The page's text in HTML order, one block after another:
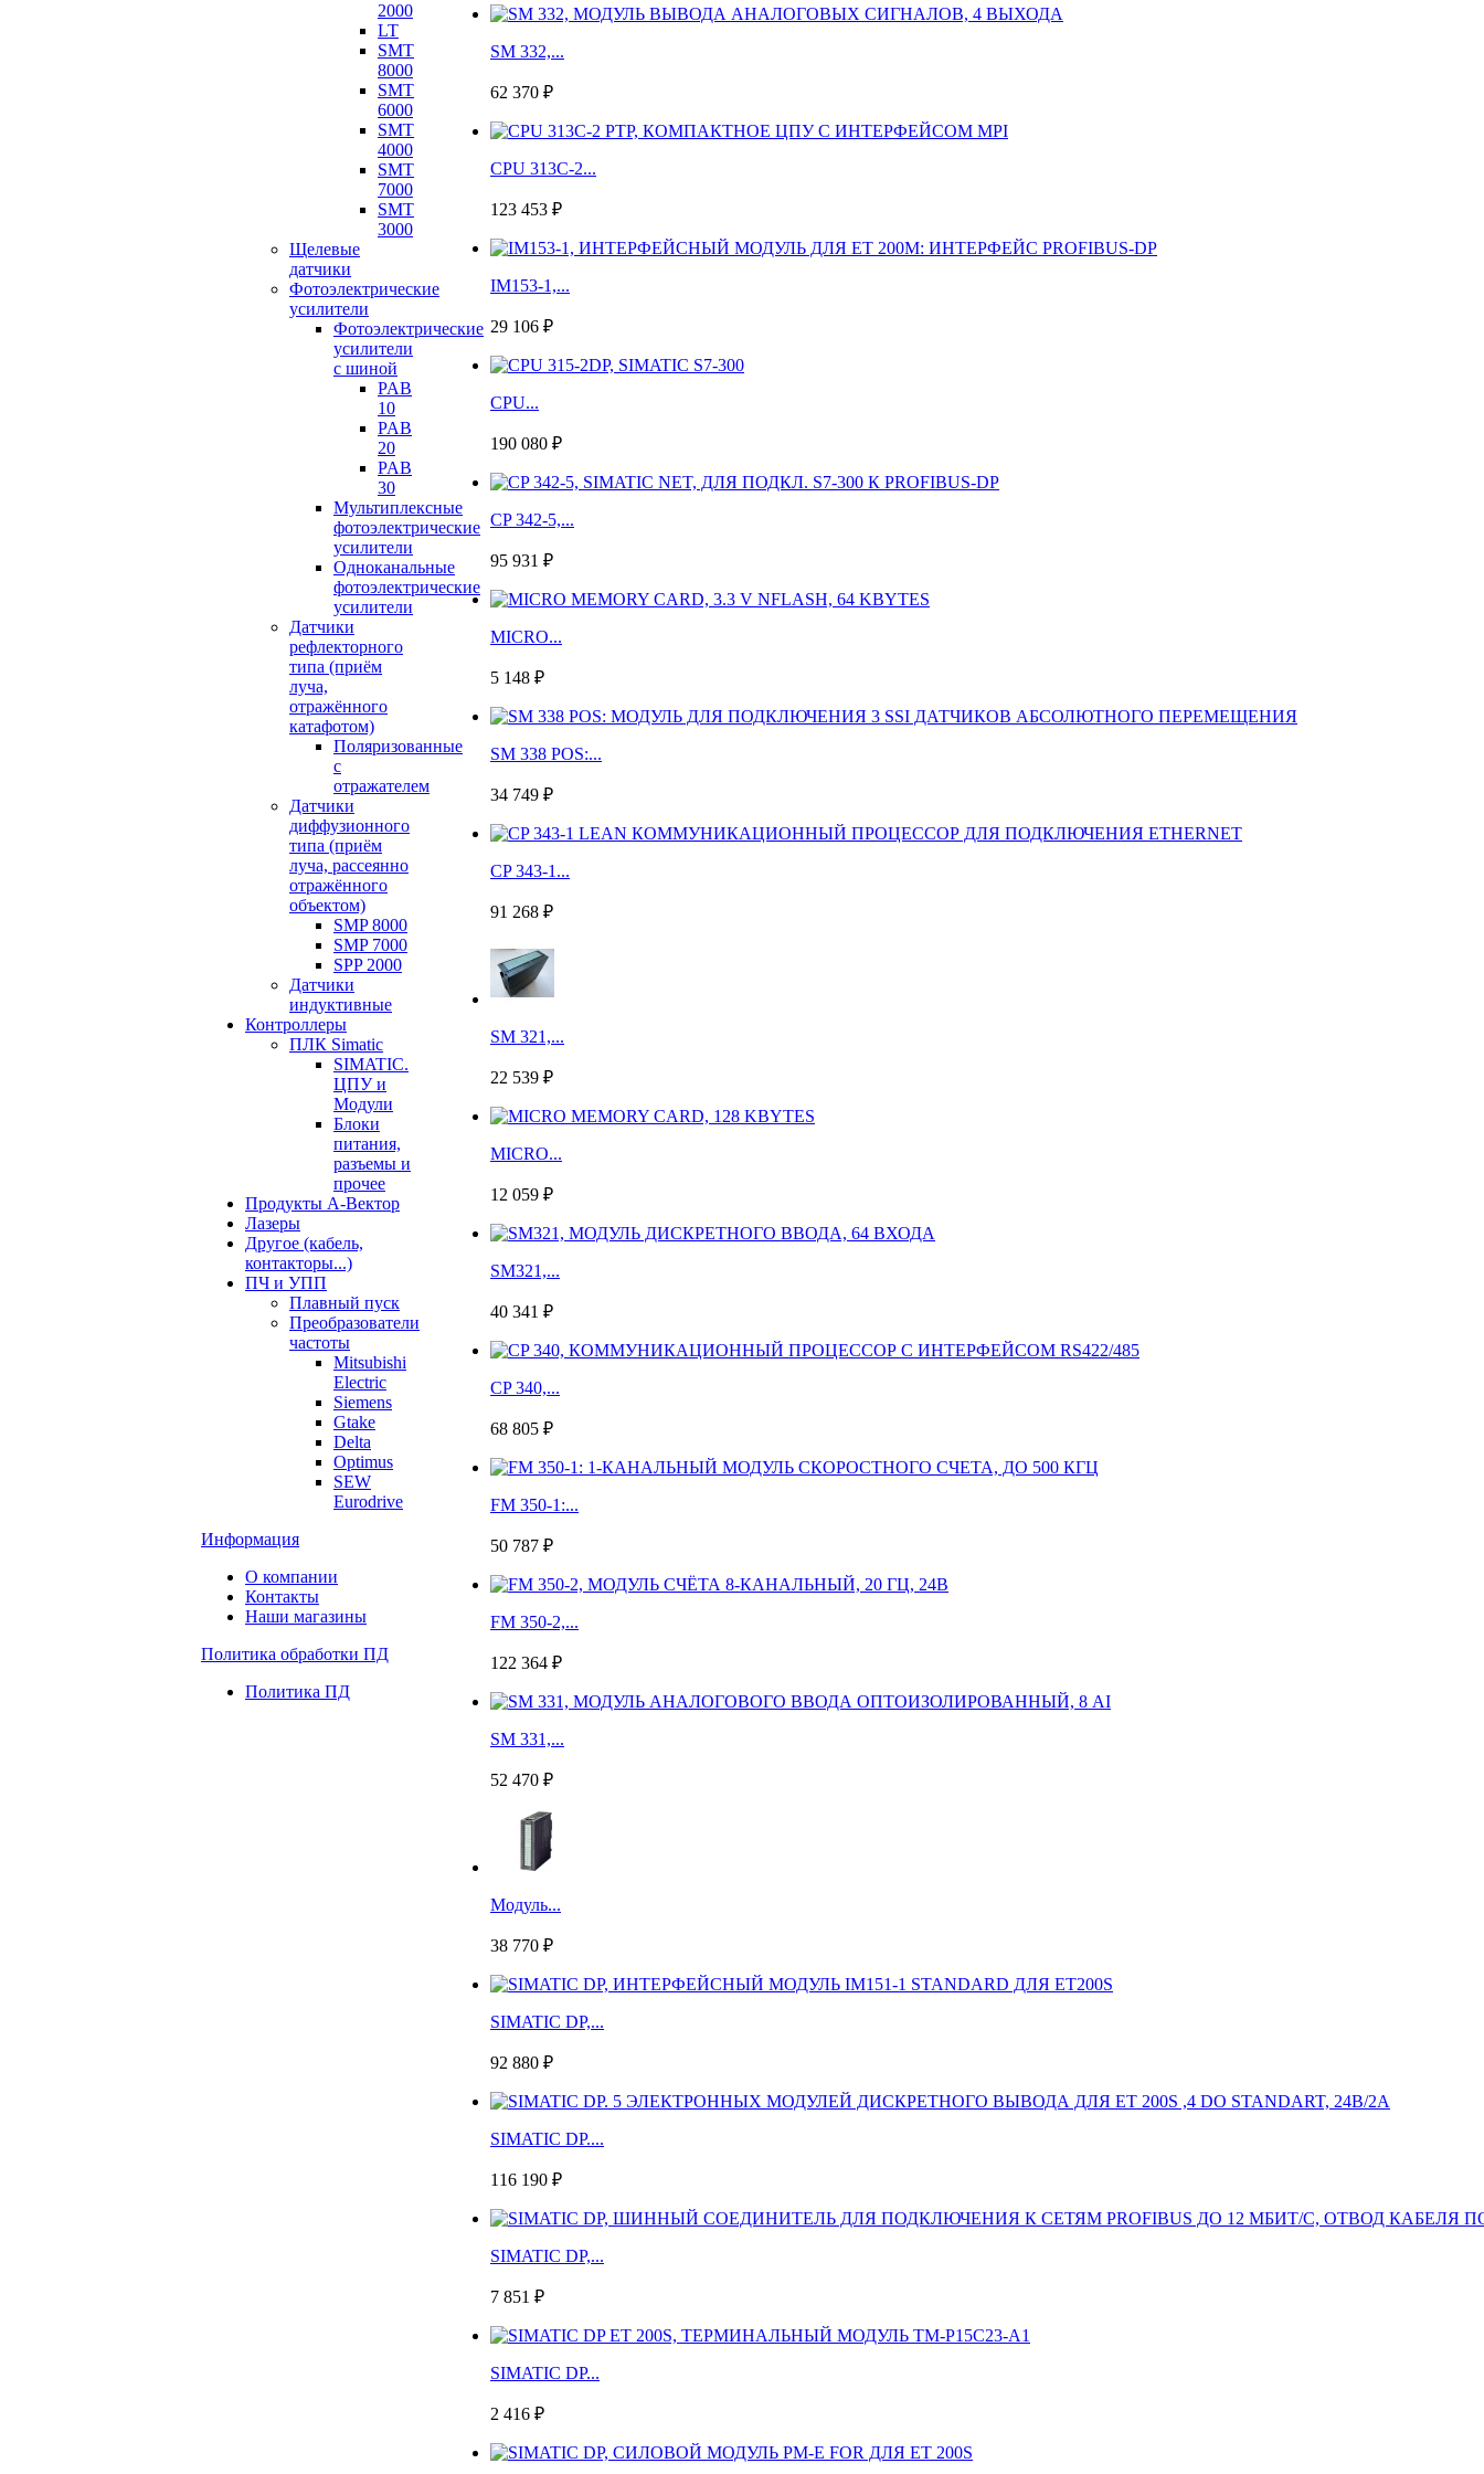
2000
LT
SMT
8000
SMT
6000
SMT
4000
SMT
7000
SMT
3000
Щелевые
датчики
Фотоэлектрические
усилители
Фотоэлектрические
усилители
с шиной
PAB
10
PAB
20
PAB
30
Мультиплексные
фотоэлектрические
усилители
Одноканальные
фотоэлектрические
усилители
Датчики
рефлекторного
типа (приём
луча,
отражённого
катафотом)
Поляризованные
с
отражателем
Датчики
диффузионного
типа (приём
луча, рассеянно
отражённого
объектом)
SMP 8000
SMP 7000
SPP 2000
Датчики
индуктивные
Контроллеры
ПЛК Simatic
SIMATIC.
ЦПУ и
Модули
Блоки
питания,
разъемы и
прочее
Продукты А-Вектор
Лазеры
Другое (кабель,
контакторы...)
ПЧ и УПП
Плавный пуск
Преобразователи
частоты
Mitsubishi
Electric
Siemens
Gtake
Delta
Optimus
SEW
Eurodrive
Информация
О компании
Контакты
Наши магазины
Политика обработки ПД
Политика ПД
SM 332,...
62 370 ₽
CPU 313C-2...
123 453 ₽
IM153-1,...
29 106 ₽
CPU...
190 080 ₽
CP 342-5,...
95 931 ₽
MICRO...
5 148 ₽
SM 338 POS:...
34 749 ₽
CP 343-1...
91 268 ₽
SM 321,...
22 539 ₽
MICRO...
12 059 ₽
SM321,...
40 341 ₽
CP 340,...
68 805 ₽
FM 350-1:...
50 787 ₽
FM 350-2,...
122 364 ₽
SM 331,...
52 470 ₽
Модуль...
38 770 ₽
SIMATIC DP,...
92 880 ₽
SIMATIC DP....
116 190 ₽
SIMATIC DP,...
7 851 ₽
SIMATIC DP...
2 416 ₽